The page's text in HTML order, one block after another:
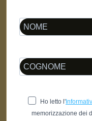
Ho letto l'
memorizzazione dei